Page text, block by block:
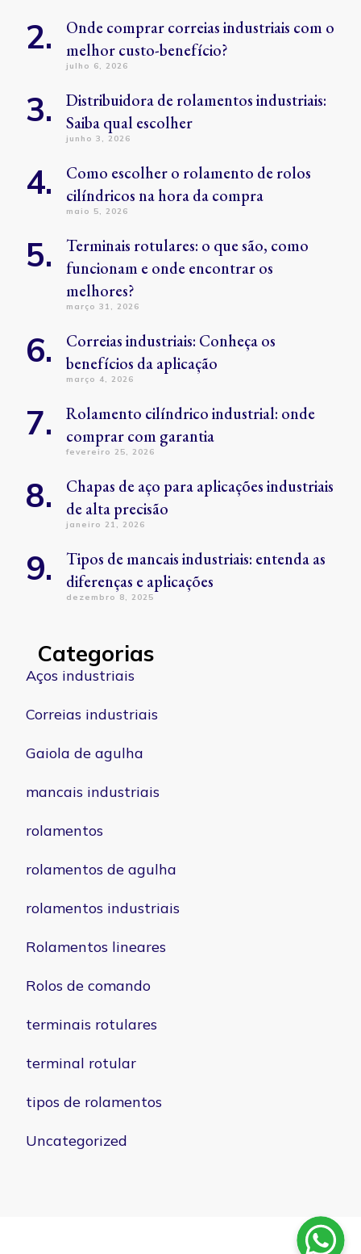
Onde comprar correias industriais com o
melhor custo-benefício?
julho 6, 2026
Distribuidora de rolamentos industriais:
Saiba qual escolher
junho 3, 2026
Como escolher o rolamento de rolos
cilíndricos na hora da compra
maio 5, 2026
Terminais rotulares: o que são, como
funcionam e onde encontrar os
melhores?
março 31, 2026
Correias industriais: Conheça os
benefícios da aplicação
março 4, 2026
Rolamento cilíndrico industrial: onde
comprar com garantia
fevereiro 25, 2026
Chapas de aço para aplicações industriais
de alta precisão
janeiro 21, 2026
Tipos de mancais industriais: entenda as
diferenças e aplicações
dezembro 8, 2025
Categorias
Aços industriais
Correias industriais
Gaiola de agulha
mancais industriais
rolamentos
rolamentos de agulha
rolamentos industriais
Rolamentos lineares
Rolos de comando
terminais rotulares
terminal rotular
tipos de rolamentos
Uncategorized